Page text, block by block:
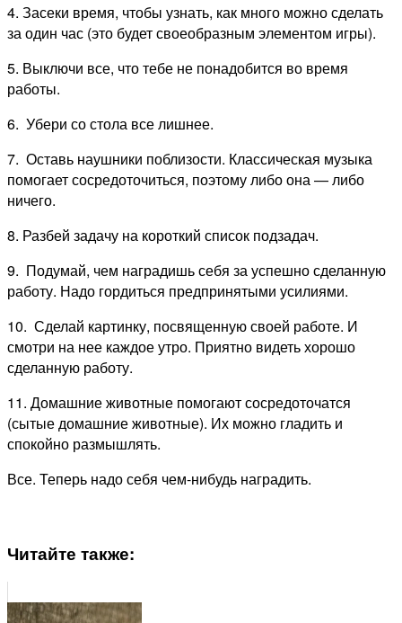
4. Засеки время, чтобы узнать, как много можно сделать
за один час (это будет своеобразным элементом игры).
5. Выключи все, что тебе не понадобится во время
работы.
6. Убери со стола все лишнее.
7. Оставь наушники поблизости. Классическая музыка
помогает сосредоточиться, поэтому либо она — либо
ничего.
8. Разбей задачу на короткий список подзадач.
9. Подумай, чем наградишь себя за успешно сделанную
работу. Надо гордиться предпринятыми усилиями.
10. Сделай картинку, посвященную своей работе. И
смотри на нее каждое утро. Приятно видеть хорошо
сделанную работу.
11. Домашние животные помогают сосредоточатся
(сытые домашние животные). Их можно гладить и
спокойно размышлять.
Все. Теперь надо себя чем-нибудь наградить.
Читайте также: